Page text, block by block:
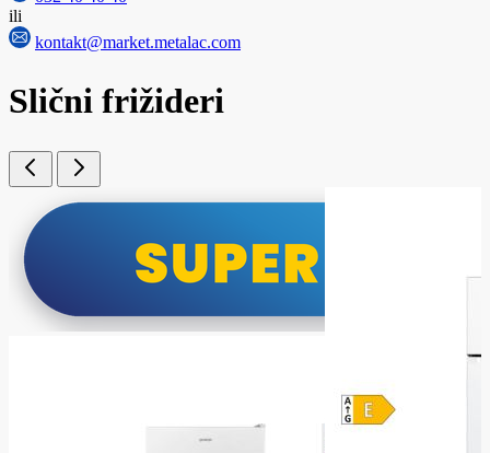
ili
kontakt@market.metalac.com
Slični frižideri